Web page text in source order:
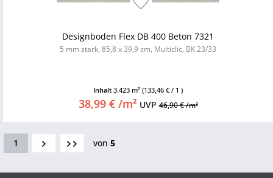
Designboden Flex DB 400 Beton 7321
5 mm stark, 85,8 x 39,9 cm, Multiclic, BK 23/33
Inhalt 3.423 m² (133,46 € / 1 )
38,99 € /m² UVP46,90 € /m²
1 von 5